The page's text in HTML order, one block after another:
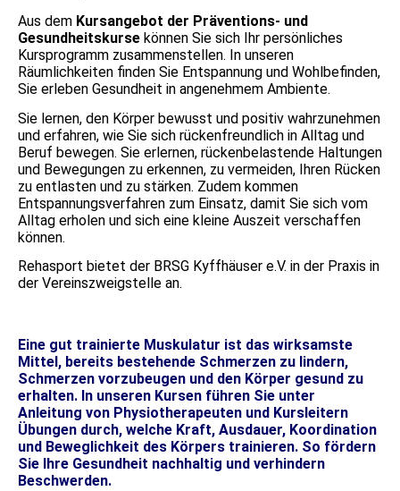
Aus dem Kursangebot der Präventions- und
Gesundheitskurse können Sie sich Ihr persönliches
Kursprogramm zusammenstellen. In unseren
Räumlichkeiten finden Sie Entspannung und Wohlbefinden,
Sie erleben Gesundheit in angenehmem Ambiente.
Sie lernen, den Körper bewusst und positiv wahrzunehmen
und erfahren, wie Sie sich rückenfreundlich in Alltag und
Beruf bewegen. Sie erlernen, rückenbelastende Haltungen
und Bewegungen zu erkennen, zu vermeiden, Ihren Rücken
zu entlasten und zu stärken. Zudem kommen
Entspannungsverfahren zum Einsatz, damit Sie sich vom
Alltag erholen und sich eine kleine Auszeit verschaffen
können.
Rehasport bietet der BRSG Kyffhäuser e.V. in der Praxis in
der Vereinszweigstelle an.
Eine gut trainierte Muskulatur ist das wirksamste
Mittel, bereits bestehende Schmerzen zu lindern,
Schmerzen vorzubeugen und den Körper gesund zu
erhalten. In unseren Kursen führen Sie unter
Anleitung von Physiotherapeuten und Kursleitern
Übungen durch, welche Kraft, Ausdauer, Koordination
und Beweglichkeit des Körpers trainieren. So fördern
Sie Ihre Gesundheit nachhaltig und verhindern
Beschwerden.